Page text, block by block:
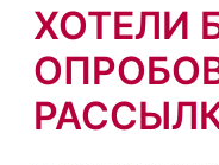
ХОТЕЛИ